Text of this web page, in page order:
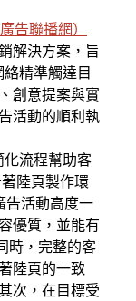
告聯播網）
解決方案，旨
精準觸達目
創意提案與實
活動的順利執
流程幫助客
陸頁製作環
活動高度一
優質，並能有
時，完整的客
陸頁的一致
次，在目標受